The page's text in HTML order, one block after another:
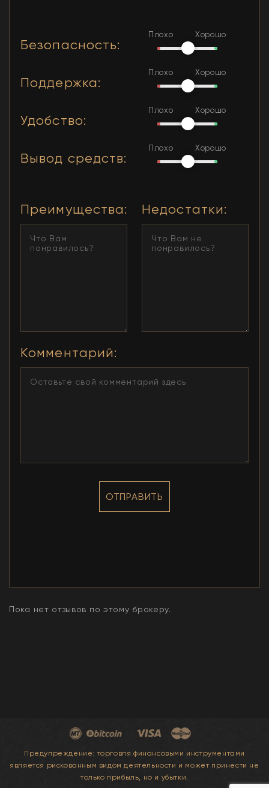
Безопасность:
Плохо Хорошо
Поддержка:
Плохо Хорошо
Удобство:
Плохо Хорошо
Вывод средств:
Плохо Хорошо
Преимущества: Недостатки:
Комментарий:
ОТПРАВИТЬ
Пока нет отзывов по этому брокеру.
Предупреждение: торговля финансовыми инструментами
является рискованным видом деятельности и может принести не
только прибыль, но и убытки.